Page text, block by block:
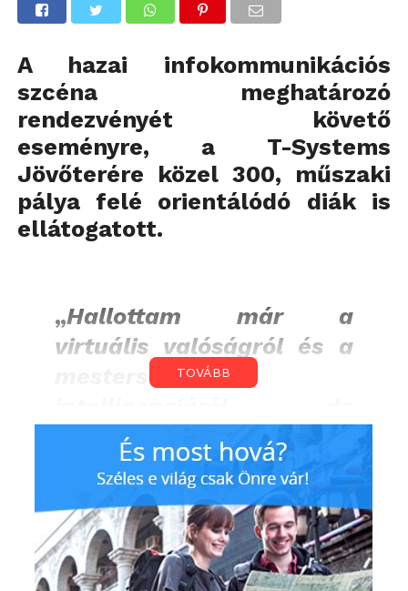
A hazai infokommunikációs
szcéna meghatározó
rendezvényét követő
eseményre, a T-Systems
Jövőterére közel 300, műszaki
pálya felé orientálódó diák is
ellátogatott.
„Hallottam már a
virtuális valóságról és a
mesterséges
sejtelmem sem volt arról,
hogy már most is ilyen
sok területen van jelen az
életünkben”
– lelkesedett az egyik műszaki középiskola tanulója,
TOVÁBB